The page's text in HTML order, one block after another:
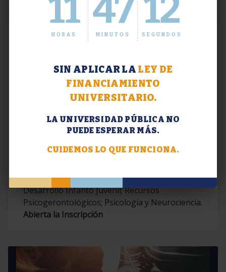
11
HORAS
47
MINUTOS
13
SEGUNDOS
SIN APLICAR LA LEY DE
FINANCIAMIENTO
UNIVERSITARIO.
LA UNIVERSIDAD PÚBLICA NO
PUEDE ESPERAR MÁS.
CUIDEMOS LO QUE FUNCIONA.
Extensión. Diplomaturas 2026.
Contemporáneas; Problemáticas en el
Desarrollo Infanto Juvenil; Recursos
Psicogerontológicos; Psicología y Neurociencia.
Abierta la Inscripción